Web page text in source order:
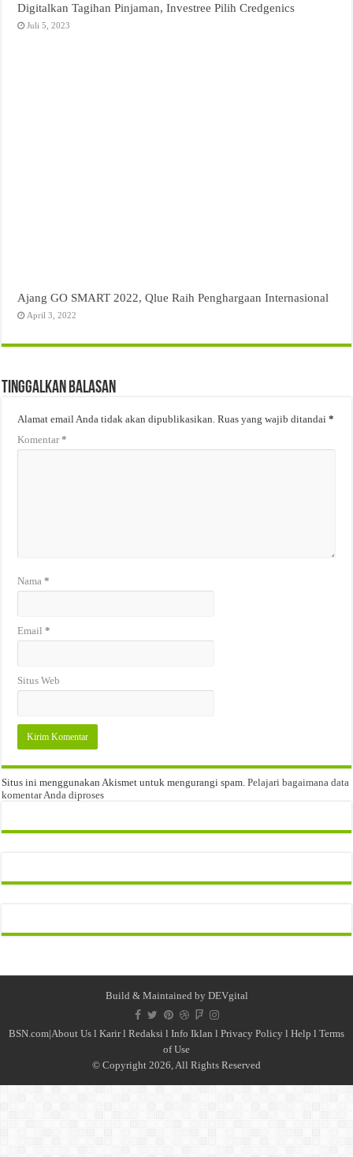
Digitalkan Tagihan Pinjaman, Investree Pilih Credgenics
Juli 5, 2023
Ajang GO SMART 2022, Qlue Raih Penghargaan Internasional
April 3, 2022
Tinggalkan Balasan
Alamat email Anda tidak akan dipublikasikan. Ruas yang wajib ditandai*
Komentar*
Nama*
Email*
Situs Web
Situs ini menggunakan Akismet untuk mengurangi spam.Pelajari bagaimana data
komentar Anda diproses
Build & Maintained by DEVgital
BSN.com|About Us l Karirl Redaksi l Info Iklan l Privacy Policy l Help l Terms
of Use
© Copyright 2026, All Rights Reserved